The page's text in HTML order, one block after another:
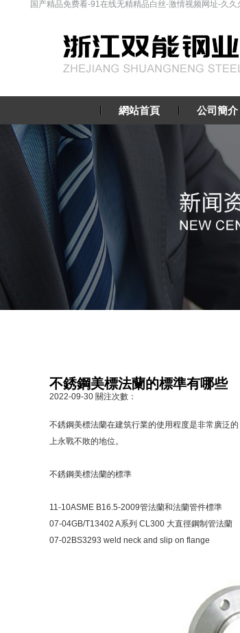
国产精品免费看-91在线无精精品白丝-激情视频网址-久
網站首頁 公司簡介
不銹鋼美標法蘭的標準有哪些
2022-09-30 關注次數：
不銹鋼美標法蘭在建筑行業的使用程度是非常廣泛
上永戰不敗的地位。
不銹鋼美標法蘭的標準
11-10ASME B16.5-2009管法蘭和法蘭管件標準
07-04GB/T13402 A系列 CL300 大直徑鋼制管法蘭
07-02BS3293 weld neck and slip on flange